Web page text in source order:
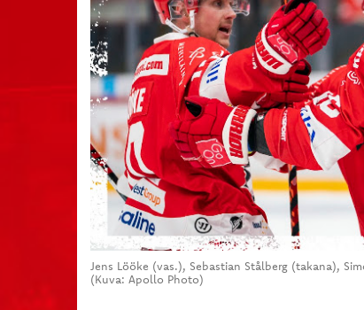
Jens Lööke (vas.), Sebastian Stålberg (takana),
(Kuva: Apollo Photo)